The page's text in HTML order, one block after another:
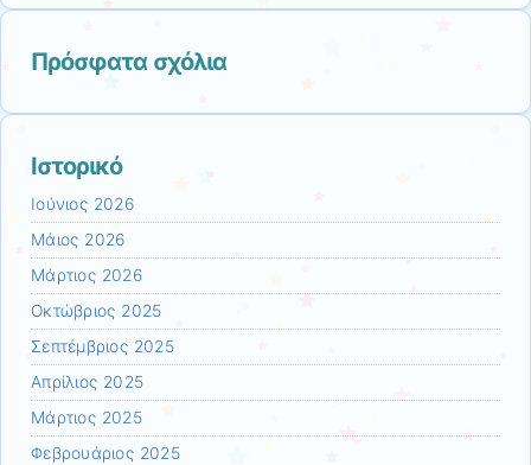
Πρόσφατα σχόλια
Ιστορικό
Ιούνιος 2026
Μάιος 2026
Μάρτιος 2026
Οκτώβριος 2025
Σεπτέμβριος 2025
Απρίλιος 2025
Μάρτιος 2025
Φεβρουάριος 2025